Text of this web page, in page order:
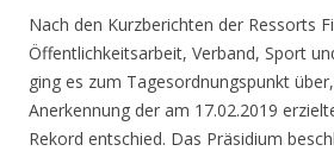
Nach den Kurzberichten der Ressorts
Öffentlichkeitsarbeit, Verband, Sport
ging es zum Tagesordnungspunkt
Anerkennung der am 17.02.2019
Rekord entschied. Das Präsidium